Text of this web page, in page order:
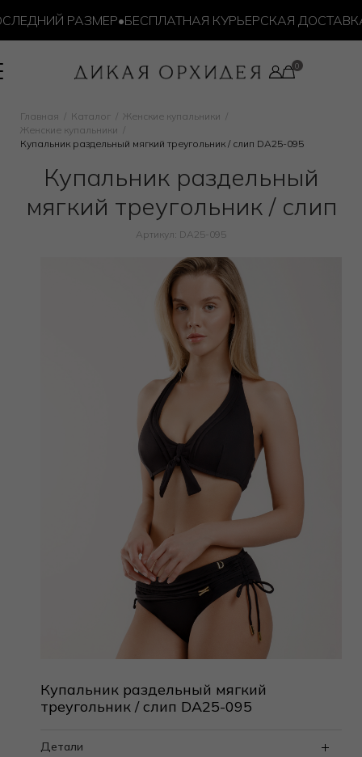
РАЗМЕР•БЕСПЛАТНАЯ КУРЬЕРСКАЯ ДОСТАВКА
Главная Каталог
Женские купальники
Женские купальники
Купальник раздельный мягкий треугольник / слип DA25-095
Купальник раздельный
мягкий треугольник / слип
Артикул: DA25-095
Купальник раздельный мягкий
треугольник / слип DA25-095
Детали